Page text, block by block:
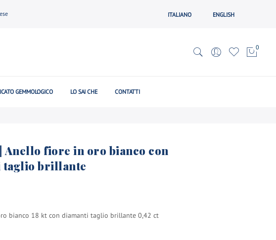
ITALIANO ENGLISH
0
GEMMOLOGICO LO SAI CHE CONTATTI
Anello fiore in oro bianco con
taglio brillante
bianco 18 kt con diamanti taglio brillante 0,42 ct